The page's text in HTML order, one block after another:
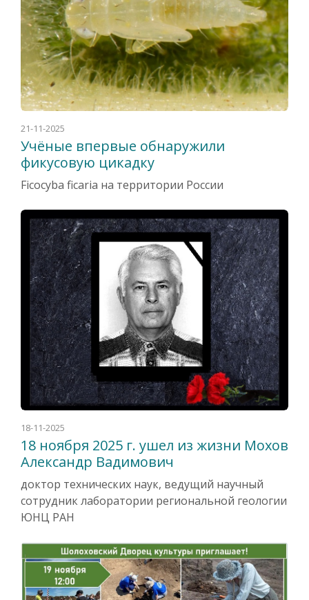
21-11-2025
Учёные впервые обнаружили
фикусовую цикадку
Ficocyba ficaria на территории России
18-11-2025
18 ноября 2025 г. ушел из жизни Мохов
Александр Вадимович
доктор технических наук, ведущий научный
сотрудник лаборатории региональной геологии
ЮНЦ РАН